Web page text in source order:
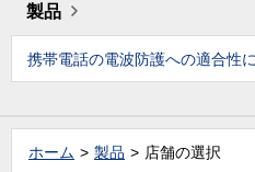
製品
携帯電話の電波防護への適合性
ホーム 製品 店舗の選択